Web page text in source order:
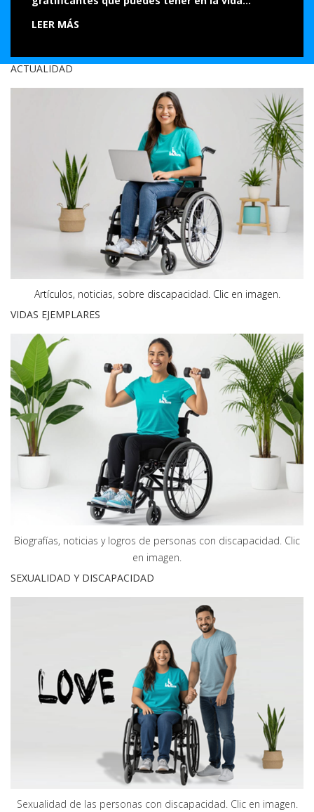
LEER MÁS
ACTUALIDAD
Artículos, noticias, sobre discapacidad. Clic en imagen.
VIDAS EJEMPLARES
Biografías, noticias y logros de personas con discapacidad. Clic
en imagen.
SEXUALIDAD Y DISCAPACIDAD
Sexualidad de las personas con discapacidad. Clic en imagen.